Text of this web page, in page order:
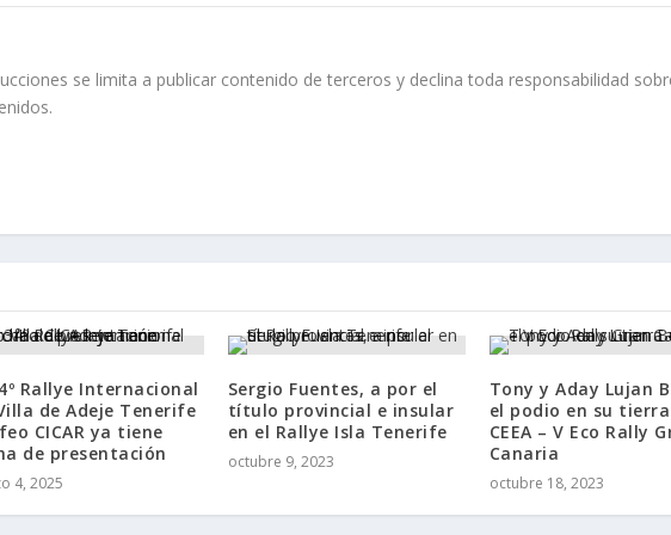
se limita a publicar contenido de terceros y declina toda responsabilidad
Rallye Internacional
de Adeje Tenerife
CICAR ya tiene
de presentación
4, 2025
Sergio Fuentes, a por el
título provincial e insular
en el Rallye Isla Tenerife
octubre 9, 2023
Tony y Aday Lujan
el podio en su
CEEA – V Eco Rally
Canaria
octubre 18, 2023